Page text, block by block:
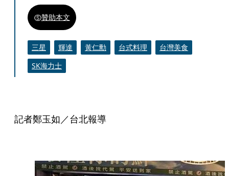
贊助本文
三星 輝達 黃仁勳 台式料理
台灣美食
SK海力士
記者鄭玉如／台北報導